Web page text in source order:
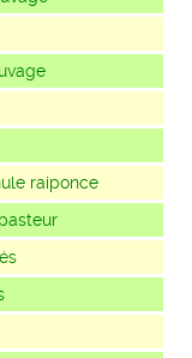
raiponce